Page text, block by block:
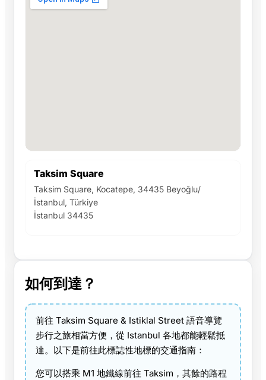
Taksim Square
Taksim Square, Kocatepe, 34435 Beyoğlu/
İstanbul, Türkiye
İstanbul 34435
如何到達？
前往 Taksim Square & Istiklal Street 語音導覽
步行之旅相當方便，從 Istanbul 各地都能輕鬆抵
達。以下是前往此標誌性地標的交通指南：
您可以搭乘 M1 地鐵線前往 Taksim，其餘的路程